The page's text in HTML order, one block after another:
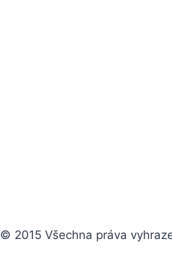
© 2015 Všechna práva